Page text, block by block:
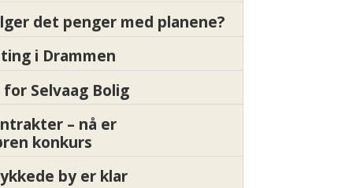
det penger med planene?
i Drammen
for Selvaag Bolig
– nå er
konkurs
by er klar